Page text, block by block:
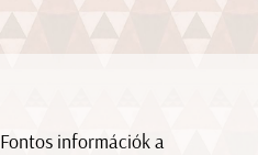
Fontos információk a